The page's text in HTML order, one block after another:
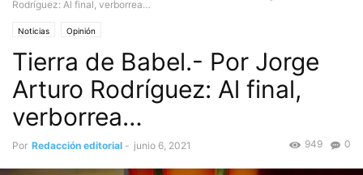
Rodríguez: Al final, verborrea…
Noticias Opinión
Tierra de Babel.- Por Jorge
Arturo Rodríguez: Al final,
verborrea…
Por Redacción editorial - junio 6, 2021 0
949